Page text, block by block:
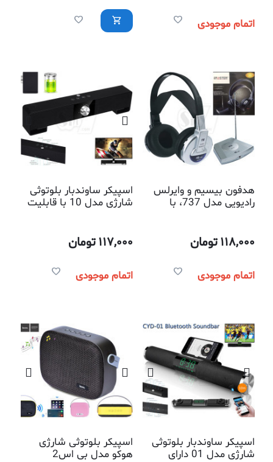
اتمام موجودی
هدفون بیسیم و وایرلس
رادیویی مدل 737، با
سایر دستگاههای صوتی و
تصویری
118,000تومان
اتمام موجودی
اسپیکر ساوندبار بلوتوثی
شارژی مدل 10 با قابلیت
117,000تومان
اتمام موجودی
اسپیکر ساوندبار بلوتوثی
شارژی مدل 01 دارای
اسپیکر بلوتوثی شارژی
هوکو مدل بی اس2